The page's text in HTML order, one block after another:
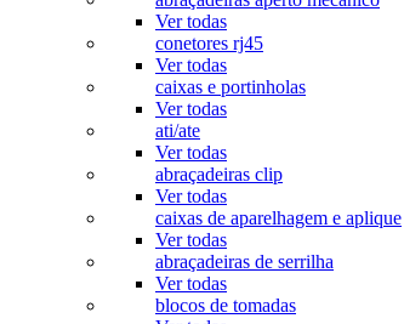
Ver todas
conetores rj45
Ver todas
caixas e portinholas
Ver todas
ati/ate
Ver todas
abraçadeiras clip
Ver todas
caixas de aparelhagem e aplique
Ver todas
abraçadeiras de serrilha
Ver todas
blocos de tomadas